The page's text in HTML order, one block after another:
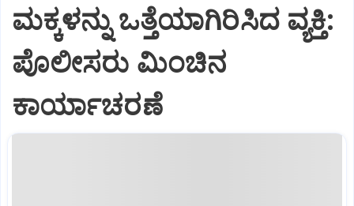
ಮಕ್ಕಳನ್ನು ಒತ್ತೆಯಾಗಿರಿಸಿದ ವ್ಯಕ್ತಿ:
ಪೊಲೀಸರು ಮಿಂಚಿನ
ಕಾರ್ಯಾಚರಣೆ